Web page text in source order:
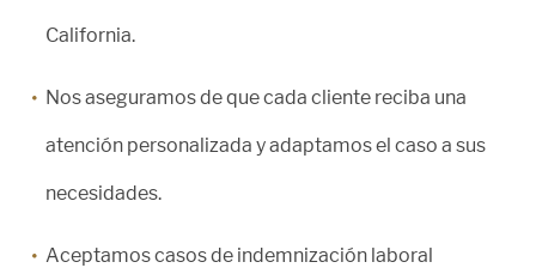
California.
Nos aseguramos de que cada cliente reciba una
atención personalizada y adaptamos el caso a sus
necesidades.
Aceptamos casos de indemnización laboral